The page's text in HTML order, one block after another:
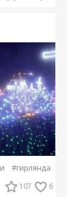
#гирлянда
107 6